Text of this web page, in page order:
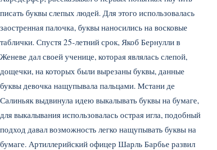
писать буквы слепых людей. Для этого использовалась
заостренная палочка, буквы наносились на восковые
таблички. Спустя 25-летний срок, Якоб Бернулли в
Женеве дал своей ученице, которая являлась слепой,
дощечки, на которых были вырезаны буквы, данные
буквы девочка нащупывала пальцами. Мстани де
Салиньяк выдвинула идею выкалывать буквы на бумаге,
для выкалывания использовалась острая игла, подобный
подход давал возможность легко нащупывать буквы на
бумаге. Артиллерийский офицер Шарль Барбье развил